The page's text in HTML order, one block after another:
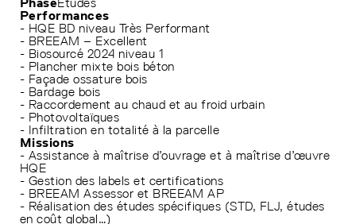
Performances
- HQE BD niveau Très Performant
- BREEAM – Excellent
- Biosourcé 2024 niveau 1
- Plancher mixte bois béton
- Façade ossature bois
- Bardage bois
- Raccordement au chaud et au froid urbain
- Photovoltaïques
- Infiltration en totalité à la parcelle
Missions
- Assistance à maîtrise d’ouvrage et à maîtrise d’œuvre
HQE
- Gestion des labels et certifications
- BREEAM Assessor et BREEAM AP
- Réalisation des études spécifiques (STD, FLJ, études
en coût global…)